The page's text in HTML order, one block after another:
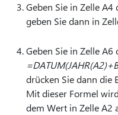
Geben Sie in Zelle A4
geben Sie dann in
Geben Sie in Zelle A6
drücken Sie dann die
Mit dieser Formel
dem Wert in Zelle A2